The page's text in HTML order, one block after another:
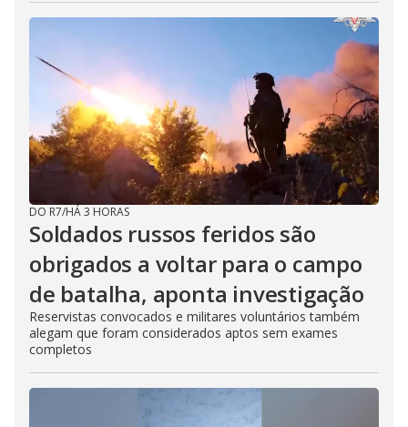
DO R7/HÁ 3 HORAS
Soldados russos feridos são
obrigados a voltar para o campo
de batalha, aponta investigação
Reservistas convocados e militares voluntários também
alegam que foram considerados aptos sem exames
completos